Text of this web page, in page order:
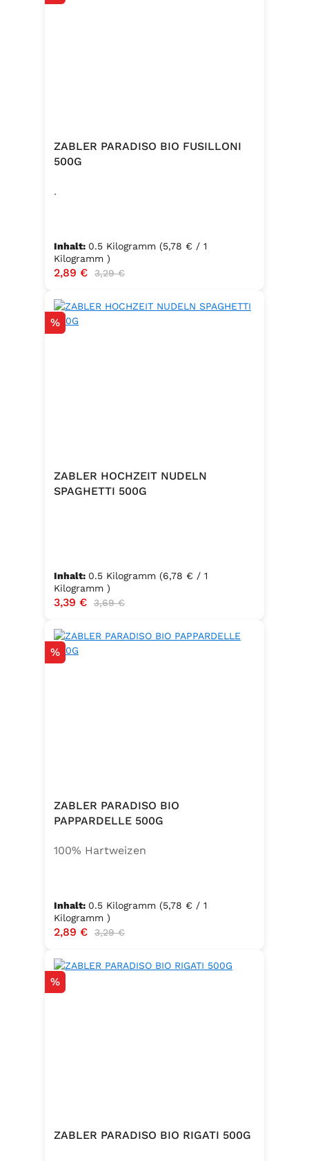
ZABLER PARADISO BIO FUSILLONI
500G
.
Inhalt: 0.5 Kilogramm (5,78 € / 1
Kilogramm )
Verkaufspreis:
2,89 € Regulärer Preis:
3,29 €
Rabatt
%
ZABLER HOCHZEIT NUDELN
SPAGHETTI 500G
Inhalt: 0.5 Kilogramm (6,78 € / 1
Kilogramm )
Verkaufspreis:
3,39 € Regulärer Preis:
3,69 €
Rabatt
%
ZABLER PARADISO BIO
PAPPARDELLE 500G
100% Hartweizen
Inhalt: 0.5 Kilogramm (5,78 € / 1
Kilogramm )
Verkaufspreis:
2,89 € Regulärer Preis:
3,29 €
Rabatt
%
ZABLER PARADISO BIO RIGATI 500G